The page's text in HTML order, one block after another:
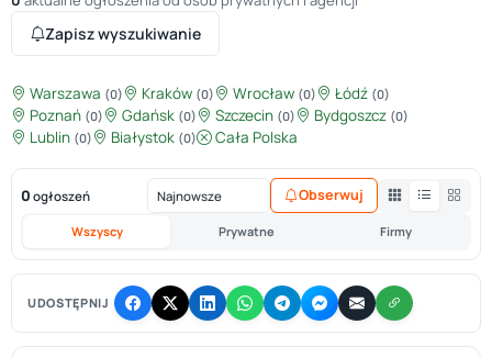
Zapisz wyszukiwanie
Warszawa (0) Kraków (0) Wrocław (0) Łódź (0)
Poznań (0) Gdańsk (0) Szczecin (0) Bydgoszcz (0)
Lublin (0) Białystok (0) Cała Polska
0 ogłoszeń
Wszyscy Prywatne Firmy
Obserwuj
UDOSTĘPNIJ